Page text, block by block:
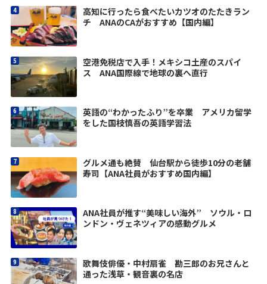
高知に行ったら食べたいカツオのたたきラン
チ ANAのCAがおすすめ【国内編】
空港免税店で入手！メキシコ土産のスパイ
ス ANA国際線で地球の裏へ直行
英語の“わかったふり”を卒業 アメリカ留学
をした国枝慎吾の英語学習法
グルメ通も絶賛 仙台駅から徒歩10分の老舗
寿司【ANA社員がおすすめ国内編】
ANA社員が推す“美味しい海外” ソウル・ロ
ンドン・ヴェネツィアの感動グルメ
歌舞伎俳優・中村扇雀 勘三郎のお兄さんと
通った浅草・観音裏の名店